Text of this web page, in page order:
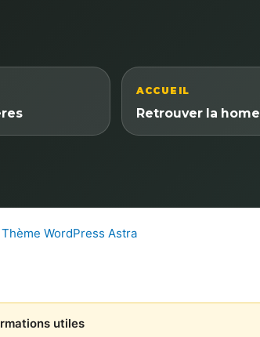
ACCUEIL
Retrouver la home
Thème WordPress Astra
utiles